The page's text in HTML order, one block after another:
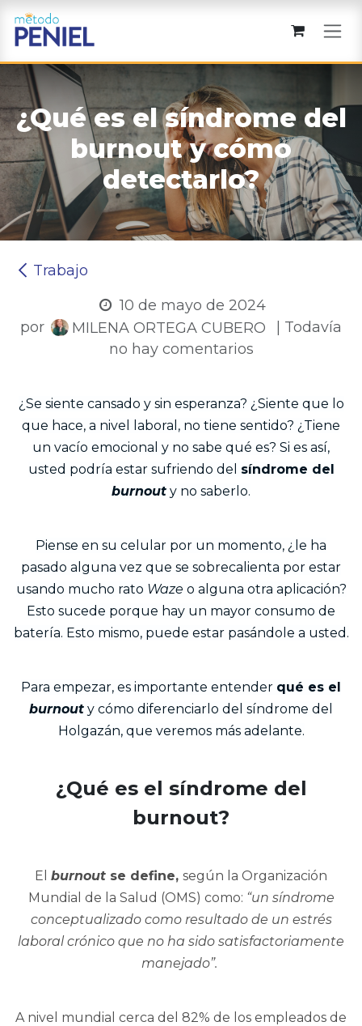
Ir al contenido
¿Qué es el síndrome del
burnout y cómo
detectarlo?
Trabajo
10 de mayo de 2024
por
MILENA ORTEGA CUBERO
| Todavía
no hay comentarios
¿Se siente cansado y sin esperanza? ¿Siente que lo
que hace, a nivel laboral, no tiene sentido? ¿Tiene
un vacío emocional y no sabe qué es? Si es así,
usted podría estar sufriendo del síndrome del
burnout y no saberlo.
Piense en su celular por un momento, ¿le ha
pasado alguna vez que se sobrecalienta por estar
usando mucho rato Waze o alguna otra aplicación?
Esto sucede porque hay un mayor consumo de
batería. Esto mismo, puede estar pasándole a usted.
Para empezar, es importante entender qué es el
burnout y cómo diferenciarlo del síndrome del
Holgazán, que veremos más adelante.
¿Qué es el síndrome del
burnout?
El burnout se define, según la Organización
Mundial de la Salud (OMS) como: “un síndrome
conceptualizado como resultado de un estrés
laboral crónico que no ha sido satisfactoriamente
manejado”.
A nivel mundial cerca del 82% de los empleados de